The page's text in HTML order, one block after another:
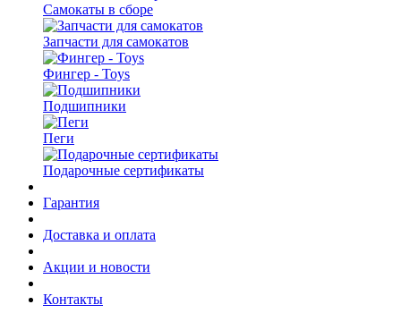
Самокаты в сборе
Запчасти для самокатов
Фингер - Toys
Подшипники
Пеги
Подарочные сертификаты
Гарантия
Доставка и оплата
Акции и новости
Контакты